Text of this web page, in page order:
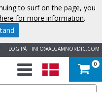
INFO@ALGAMNORDIC.COM
LOG PÅ
0
to surf on the page, you
for more information.